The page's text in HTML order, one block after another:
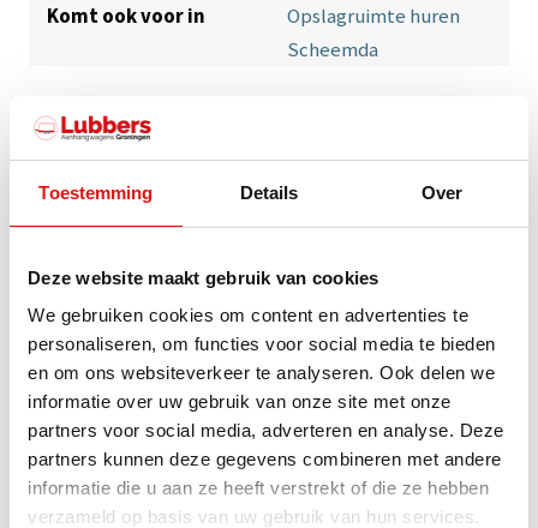
Toestemming Details Over
Deze website maakt gebruik van cookies
We gebruiken cookies om content en advertenties te
personaliseren, om functies voor social media te bieden
en om ons websiteverkeer te analyseren. Ook delen we
informatie over uw gebruik van onze site met onze
partners voor social media, adverteren en analyse. Deze
partners kunnen deze gegevens combineren met andere
informatie die u aan ze heeft verstrekt of die ze hebben
verzameld op basis van uw gebruik van hun services.
Komt ook voor in
Opslagruimte huren
Scheemda
Opslagbox scheemda 33m3 L
5.90 x b 2.35 x h 2.39 M
mail voor beschikbaarheid
checkAanhanger huren vanaf €10.-
checkZeer eenvoudig online reserveren & betalen
checkVestiging in Groningen & Scheemda
checkBeoordeling 4.9/5 sterren over meer dan 600 reviews
checkVragen? Bel ons op085 080 50 85